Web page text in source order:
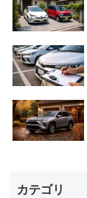
カテゴリ